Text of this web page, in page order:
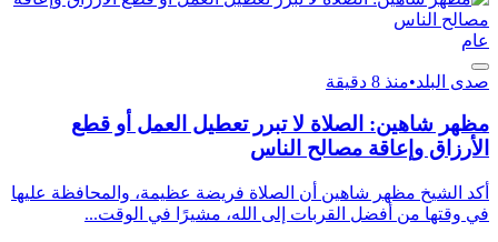
عام
صدى البلد•منذ 8 دقيقة
مظهر شاهين: الصلاة لا تبرر تعطيل العمل أو قطع
الأرزاق وإعاقة مصالح الناس
أكد الشيخ مظهر شاهين أن الصلاة فريضة عظيمة، والمحافظة عليها
في وقتها من أفضل القربات إلى الله، مشيرًا في الوقت...